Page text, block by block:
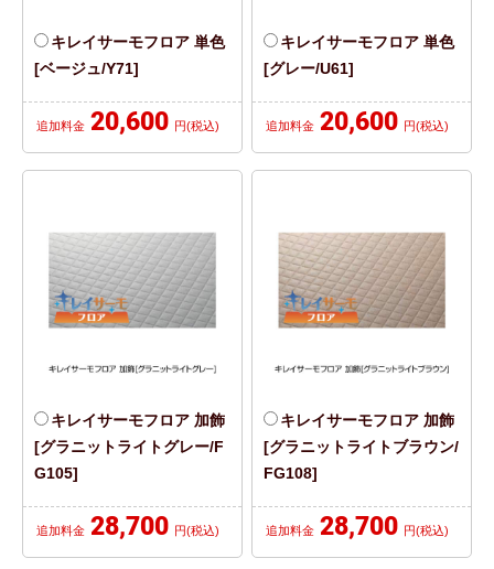
キレイサーモフロア 単色
[ベージュ/Y71]
追加料金 20,600 円(税込)
キレイサーモフロア 単色
[グレー/U61]
追加料金 20,600 円(税込)
キレイサーモフロア 加飾
[グラニットライトグレー/F
G105]
追加料金 28,700 円(税込)
キレイサーモフロア 加飾
[グラニットライトブラウン/
FG108]
追加料金 28,700 円(税込)